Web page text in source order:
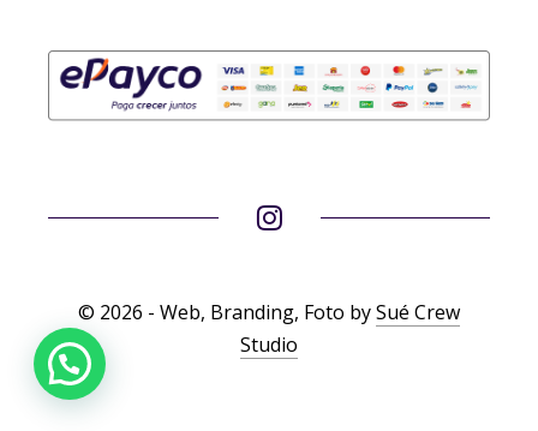
© 2026 - Web, Branding, Foto bySué Crew
Studio